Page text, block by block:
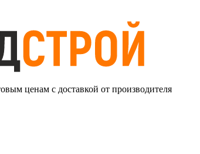
ценам с доставкой от производителя